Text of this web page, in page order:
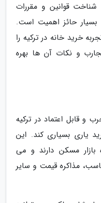
شناخت قوانین و مقررات
حائز اهمیت است.
خرید خانه در ترکیه را
و نکات آن ها بهره
و قابل اعتماد در ترکیه
یاری بسیاری کند. این
بازار مسکن دارند و می
مذاکره قیمت و سایر